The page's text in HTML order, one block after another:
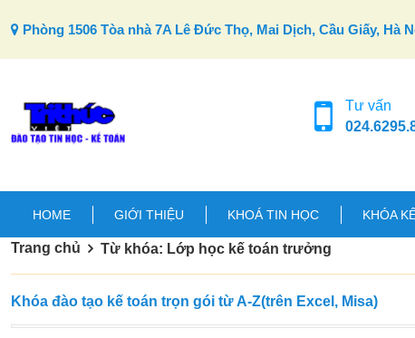
Phòng 1506 Tòa nhà 7A Lê Đức Thọ, Mai Dịch, Cầu Giấy, Hà
Tư vấn
HOME GIỚI THIỆU KHOÁ TIN HỌC KHÓA
Trang chủ Từ khóa: Lớp học kế toán trưởng
Khóa đào tạo kế toán trọn gói từ A-Z(trên Excel, Misa)